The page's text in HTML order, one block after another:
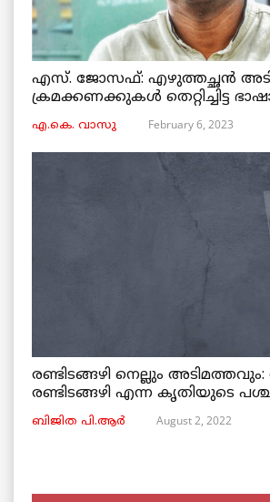
എസ്. ജോസഫ്: എഴുത്തച്ഛൻ
ക്രമക്കണക്കുകൾ തെറ്റിച്ചിട്ട
എ.കെ. വാസു February 6, 2023
രണ്ടിടങ്ങഴി നെല്ലും
രണ്ടിടങ്ങഴി എന്ന കൃതിയുടെ
ബിജിത പി.ആർ August 2, 2022